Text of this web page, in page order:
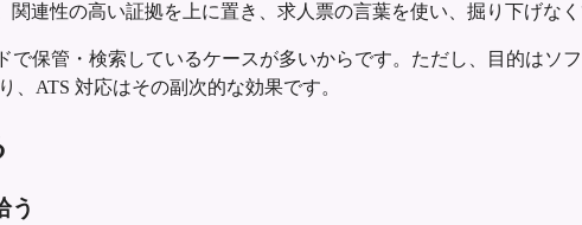
連性の高い証拠を上に置き、求人票の言葉を使い、掘り下げな
保管・検索しているケースが多いからです。ただし、目的はソ
、ATS 対応はその副次的な効果です。
う